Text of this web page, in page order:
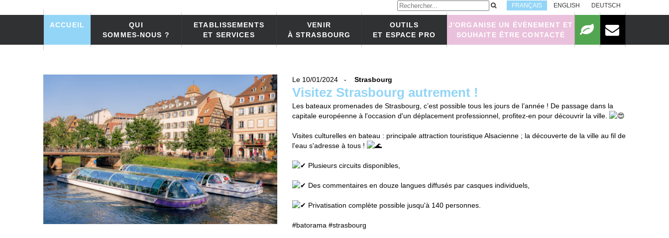
FRANÇAIS ENGLISH DEUTSCH
ACCUEIL
QUI
SOMMES-NOUS ?
ETABLISSEMENTS
ET SERVICES
VENIR
À STRASBOURG
OUTILS
ET ESPACE PRO
J'ORGANISE UN ÉVÈNEMENT ET
SOUHAITE ÊTRE CONTACTÉ
Le 10/01/2024 - Strasbourg
Visitez Strasbourg autrement !
Les bateaux promenades de Strasbourg, c’est possible tous les jours de l’année ! De passage dans la
capitale européenne à l'occasion d'un déplacement professionnel, profitez-en pour découvrir la ville.
Visites culturelles en bateau : principale attraction touristique Alsacienne ; la découverte de la ville au fil de
l'eau s'adresse à tous !
Plusieurs circuits disponibles,
Des commentaires en douze langues diffusés par casques individuels,
Privatisation complète possible jusqu'à 140 personnes.
#batorama #strasbourg